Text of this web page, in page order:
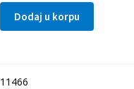
Dodaj u korpu
11466